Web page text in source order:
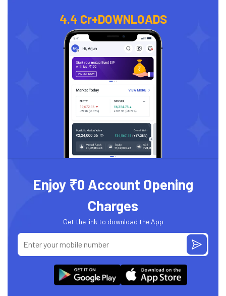
4.4 Cr+DOWNLOADS
Enjoy ₹0 Account Opening
Charges
Get the link to download the App